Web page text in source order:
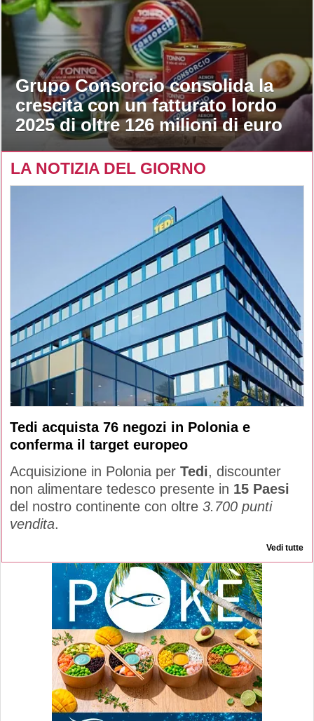
Grupo Consorcio consolida la
crescita con un fatturato lordo
2025 di oltre 126 milioni di euro
LA NOTIZIA DEL GIORNO
Tedi acquista 76 negozi in Polonia e
conferma il target europeo
Acquisizione in Polonia per Tedi, discounter
non alimentare tedesco presente in 15 Paesi
del nostro continente con oltre 3.700 punti
vendita.
Vedi tutte